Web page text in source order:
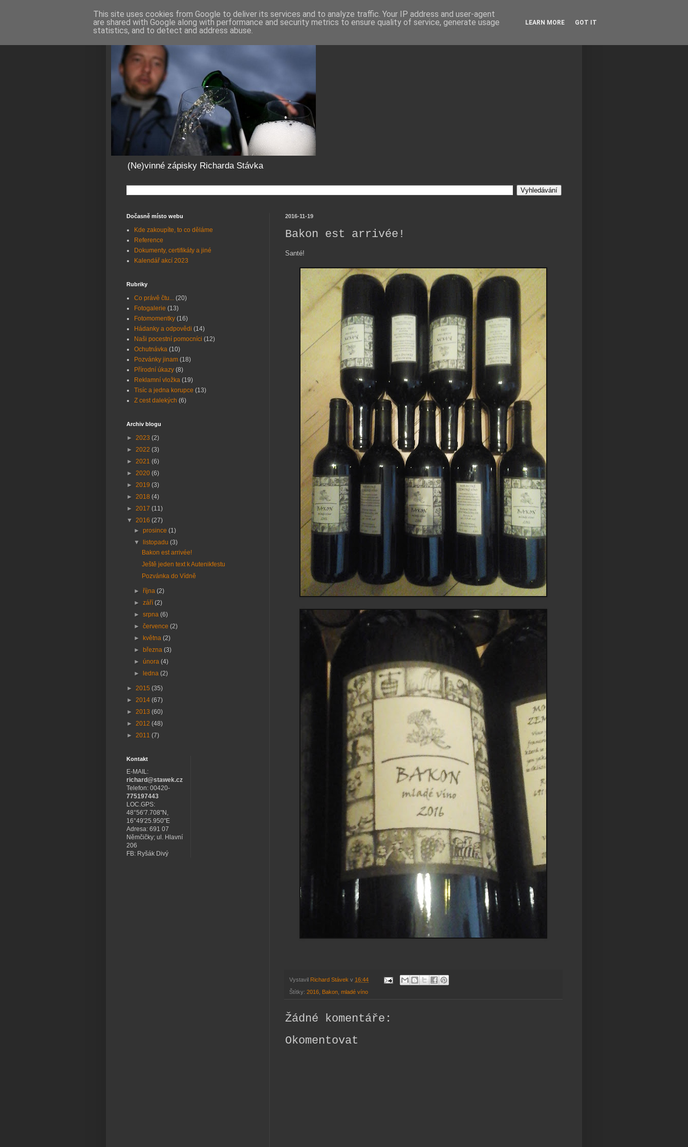
(Ne)vinné zápisky Richarda Stávka
2016-11-19
Bakon est arrivée!
Santé!
Vystavil Richard Stávek v 16:44
Štítky: 2016, Bakon, mladé víno
Žádné komentáře:
Okomentovat
Dočasně místo webu
Kde zakoupíte, to co děláme
Reference
Dokumenty, certifikáty a jiné
Kalendář akcí 2023
Rubriky
Co právě čtu... (20)
Fotogalerie (13)
Fotomomentky (16)
Hádanky a odpovědi (14)
Naši pocestní pomocníci (12)
Ochutnávka (10)
Pozvánky jinam (18)
Přírodní úkazy (8)
Reklamní vložka (19)
Tisíc a jedna korupce (13)
Z cest dalekých (6)
Archiv blogu
► 2023 (2)
► 2022 (3)
► 2021 (6)
► 2020 (6)
► 2019 (3)
► 2018 (4)
► 2017 (11)
▼ 2016 (27)
►prosince(1)
▼
listopadu(3)
Bakon est arrivée!
Ještě jeden text k Autenikfestu
Pozvánka do Vídně
►října(2)
►září(2)
►srpna(6)
►července(2)
►
května(2)
► března(3)
►února(4)
►
ledna(2)
► 2015 (35)
► 2014 (67)
► 2013 (60)
► 2012 (48)
► 2011 (7)
Kontakt
E-MAIL:
richard@stawek.cz
Telefon: 00420-
775197443
LOC.GPS:
48°56'7.708"N,
16°49'25.950"E
Adresa: 691 07
Němčičky; ul. Hlavní
206
FB: Ryšák Divý
This site uses cookies from Google to deliver its services and to analyze traffic. Your IP address and user-agent
are shared with Google along with performance and security metrics to ensure quality of service, generate usage
statistics, and to detect and address abuse.
LEARN MORE GOT IT